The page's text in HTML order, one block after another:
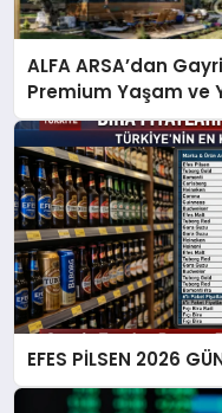
ALFA ARSA’dan
Premium Yaşam ve
EFES PİLSEN 2026